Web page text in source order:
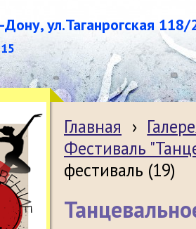
Дону, ул.Таганрогская 118/
Главная ›
Фестиваль
фестиваль (19)